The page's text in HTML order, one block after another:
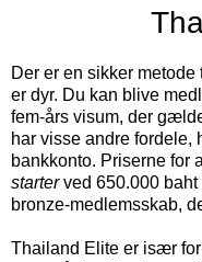
Der er en sikker
er dyr. Du kan blive
fem-års visum, der
har visse andre fordele,
bankkonto. Priserne for
starterved 650.000 baht
bronze-medlemsskab,
Thailand Elite er især